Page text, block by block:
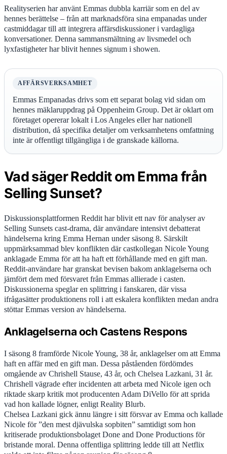
Realityserien har använt Emmas dubbla karriär som en del av
hennes berättelse – från att marknadsföra sina empanadas under
castmiddagar till att integrera affärsdiskussioner i vardagliga
konversationer. Denna sammansmältning av livsmedel och
lyxfastigheter har blivit hennes signum i showen.
AFFÄRSVERKSAMHET
Emmas Empanadas drivs som ett separat bolag vid sidan om
hennes mäklaruppdrag på Oppenheim Group. Det är oklart om
företaget opererar lokalt i Los Angeles eller har nationell
distribution, då specifika detaljer om verksamhetens omfattning
inte är offentligt tillgängliga i de granskade källorna.
Vad säger Reddit om Emma från
Selling Sunset?
Diskussionsplattformen Reddit har blivit ett nav för analyser av
Selling Sunsets cast-drama, där användare intensivt debatterat
händelserna kring Emma Hernan under säsong 8. Särskilt
uppmärksammad blev konflikten där castkollegan Nicole Young
anklagade Emma för att ha haft ett förhållande med en gift man.
Reddit-användare har granskat bevisen bakom anklagelserna och
jämfört dem med försvaret från Emmas allierade i casten.
Diskussionerna speglar en splittring i fanskaren, där vissa
ifrågasätter produktionens roll i att eskalera konflikten medan andra
stöttar Emmas version av händelserna.
Anklagelserna och Castens Respons
I säsong 8 framförde Nicole Young, 38 år, anklagelser om att Emma
haft en affär med en gift man. Dessa påståenden fördömdes
omgående av Chrishell Stause, 43 år, och Chelsea Lazkani, 31 år.
Chrishell vägrade efter incidenten att arbeta med Nicole igen och
riktade skarp kritik mot producenten Adam DiVello för att sprida
vad hon kallade lögner, enligt Reality Blurb.
Chelsea Lazkani gick ännu längre i sitt försvar av Emma och kallade
Nicole för ”den mest djävulska sopbiten” samtidigt som hon
kritiserade produktionsbolaget Done and Done Productions för
bristande moral. Denna offentliga splittring ledde till att Netflix